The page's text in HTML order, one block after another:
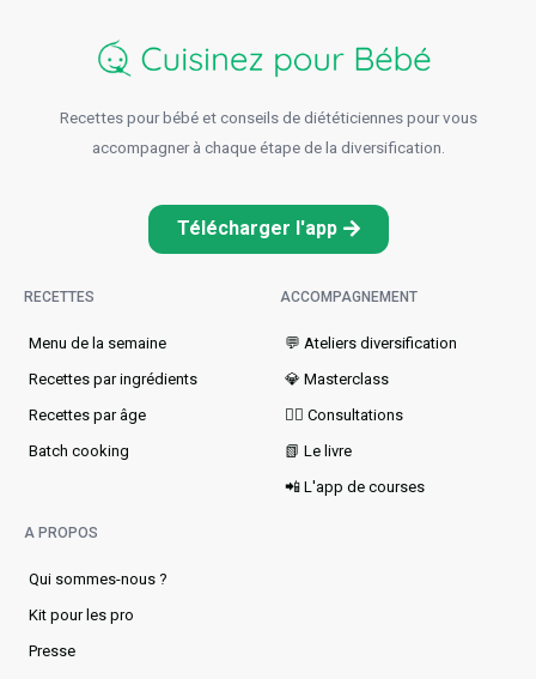
Recettes pour bébé et conseils de diététiciennes pour vous
accompagner à chaque étape de la diversification.
Télécharger l'app
RECETTES
Menu de la semaine​
Recettes par ingrédients
Recettes par âge
Batch cooking
ACCOMPAGNEMENT
💬 Ateliers diversification
💎 Masterclass
👩‍⚕️ Consultations
📗 Le livre
📲 L'app de courses
A PROPOS
Qui sommes-nous ?
Kit pour les pro
Presse